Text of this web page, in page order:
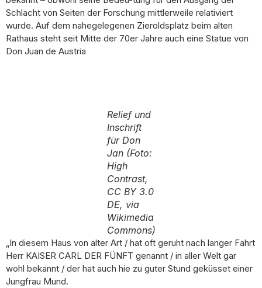
Schlacht von Seiten der Forschung mittlerweile relativiert
wurde. Auf dem nahegelegenen Zieroldsplatz beim alten
Rathaus steht seit Mitte der 70er Jahre auch eine Statue von
Don Juan de Austria
Relief und
Inschrift
für Don
Jan (Foto:
High
Contrast,
CC BY 3.0
DE, via
Wikimedia
Commons)
„In diesem Haus von alter Art / hat oft geruht nach langer Fahrt
Herr KAISER CARL DER FÜNFT genannt / in aller Welt gar
wohl bekannt / der hat auch hie zu guter Stund geküsset einer
Jungfrau Mund.